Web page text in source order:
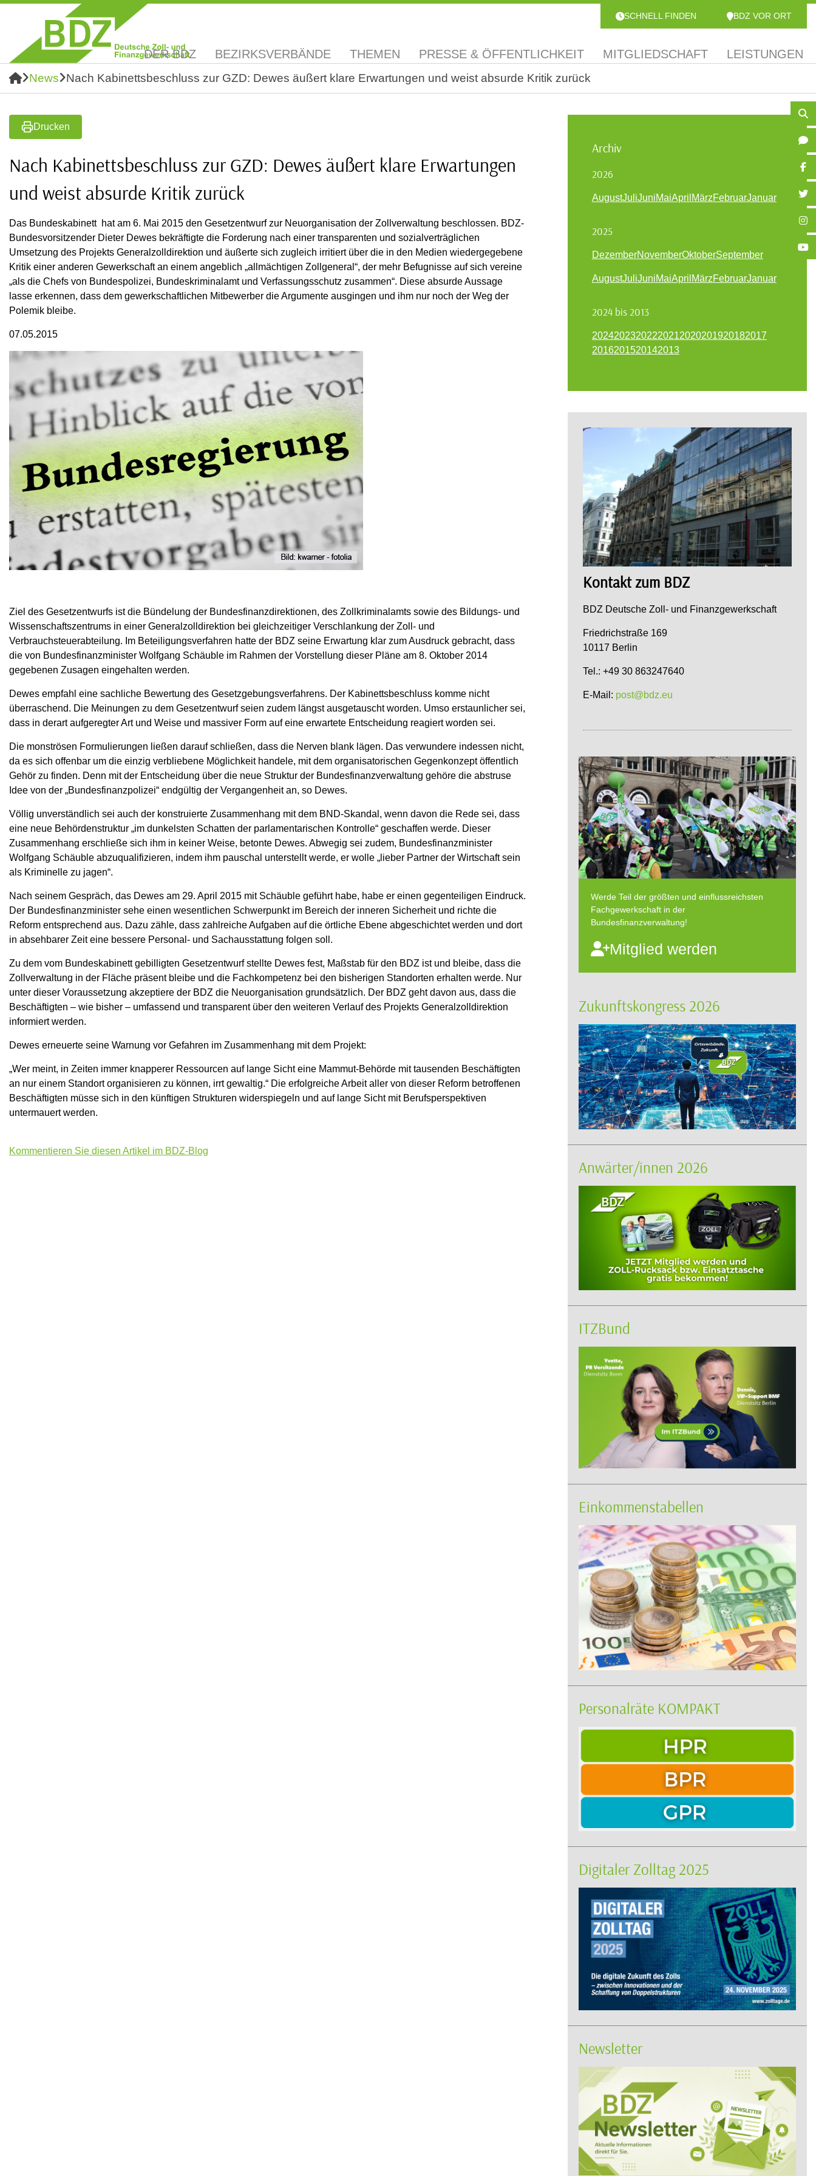
SCHNELL FINDEN BDZ VOR ORT
DER BDZ BEZIRKSVERBÄNDE THEMEN PRESSE & ÖFFENTLICHKEIT MITGLIEDSCHAFT LEISTUNGEN
News Nach Kabinettsbeschluss zur GZD: Dewes äußert klare Erwartungen und weist absurde Kritik zurück
Drucken
Nach Kabinettsbeschluss zur GZD: Dewes äußert klare Erwartungen
und weist absurde Kritik zurück
Das Bundeskabinett hat am 6. Mai 2015 den Gesetzentwurf zur Neuorganisation der Zollverwaltung beschlossen. BDZ-
Bundesvorsitzender Dieter Dewes bekräftigte die Forderung nach einer transparenten und sozialverträglichen
Umsetzung des Projekts Generalzolldirektion und äußerte sich zugleich irritiert über die in den Medien wiedergegebene
Kritik einer anderen Gewerkschaft an einem angeblich „allmächtigen Zollgeneral“, der mehr Befugnisse auf sich vereine
„als die Chefs von Bundespolizei, Bundeskriminalamt und Verfassungsschutz zusammen“. Diese absurde Aussage
lasse erkennen, dass dem gewerkschaftlichen Mitbewerber die Argumente ausgingen und ihm nur noch der Weg der
Polemik bleibe.
07.05.2015
Ziel des Gesetzentwurfs ist die Bündelung der Bundesfinanzdirektionen, des Zollkriminalamts sowie des Bildungs- und
Wissenschaftszentrums in einer Generalzolldirektion bei gleichzeitiger Verschlankung der Zoll- und
Verbrauchsteuerabteilung. Im Beteiligungsverfahren hatte der BDZ seine Erwartung klar zum Ausdruck gebracht, dass
die von Bundesfinanzminister Wolfgang Schäuble im Rahmen der Vorstellung dieser Pläne am 8. Oktober 2014
gegebenen Zusagen eingehalten werden.
Dewes empfahl eine sachliche Bewertung des Gesetzgebungsverfahrens. Der Kabinettsbeschluss komme nicht
überraschend. Die Meinungen zu dem Gesetzentwurf seien zudem längst ausgetauscht worden. Umso erstaunlicher sei,
dass in derart aufgeregter Art und Weise und massiver Form auf eine erwartete Entscheidung reagiert worden sei.
Die monströsen Formulierungen ließen darauf schließen, dass die Nerven blank lägen. Das verwundere indessen nicht,
da es sich offenbar um die einzig verbliebene Möglichkeit handele, mit dem organisatorischen Gegenkonzept öffentlich
Gehör zu finden. Denn mit der Entscheidung über die neue Struktur der Bundesfinanzverwaltung gehöre die abstruse
Idee von der „Bundesfinanzpolizei“ endgültig der Vergangenheit an, so Dewes.
Völlig unverständlich sei auch der konstruierte Zusammenhang mit dem BND-Skandal, wenn davon die Rede sei, dass
eine neue Behördenstruktur „im dunkelsten Schatten der parlamentarischen Kontrolle“ geschaffen werde. Dieser
Zusammenhang erschließe sich ihm in keiner Weise, betonte Dewes. Abwegig sei zudem, Bundesfinanzminister
Wolfgang Schäuble abzuqualifizieren, indem ihm pauschal unterstellt werde, er wolle „lieber Partner der Wirtschaft sein
als Kriminelle zu jagen“.
Nach seinem Gespräch, das Dewes am 29. April 2015 mit Schäuble geführt habe, habe er einen gegenteiligen Eindruck.
Der Bundesfinanzminister sehe einen wesentlichen Schwerpunkt im Bereich der inneren Sicherheit und richte die
Reform entsprechend aus. Dazu zähle, dass zahlreiche Aufgaben auf die örtliche Ebene abgeschichtet werden und dort
in absehbarer Zeit eine bessere Personal- und Sachausstattung folgen soll.
Zu dem vom Bundeskabinett gebilligten Gesetzentwurf stellte Dewes fest, Maßstab für den BDZ ist und bleibe, dass die
Zollverwaltung in der Fläche präsent bleibe und die Fachkompetenz bei den bisherigen Standorten erhalten werde. Nur
unter dieser Voraussetzung akzeptiere der BDZ die Neuorganisation grundsätzlich. Der BDZ geht davon aus, dass die
Beschäftigten – wie bisher – umfassend und transparent über den weiteren Verlauf des Projekts Generalzolldirektion
informiert werden.
Dewes erneuerte seine Warnung vor Gefahren im Zusammenhang mit dem Projekt:
„Wer meint, in Zeiten immer knapperer Ressourcen auf lange Sicht eine Mammut-Behörde mit tausenden Beschäftigten
an nur einem Standort organisieren zu können, irrt gewaltig.“ Die erfolgreiche Arbeit aller von dieser Reform betroffenen
Beschäftigten müsse sich in den künftigen Strukturen widerspiegeln und auf lange Sicht mit Berufsperspektiven
untermauert werden.
Kommentieren Sie diesen Artikel im BDZ-Blog
Archiv
2026
AugustJuliJuniMaiApril MärzFebruarJanuar
2025
DezemberNovemberOktoberSeptember
AugustJuliJuniMaiApril MärzFebruarJanuar
2024 bis 2013
20242023202220212020201920182017
2016201520142013
Kontakt zum BDZ
BDZ Deutsche Zoll- und Finanzgewerkschaft
Friedrichstraße 169
10117 Berlin
Tel.: +49 30 863247640
E-Mail: post@bdz.eu
Werde Teil der größten und einflussreichsten
Fachgewerkschaft in der
Bundesfinanzverwaltung!
Mitglied werden
Zukunftskongress 2026
Anwärter/innen 2026
ITZBund
Einkommenstabellen
Personalräte KOMPAKT
Digitaler Zolltag 2025
Newsletter